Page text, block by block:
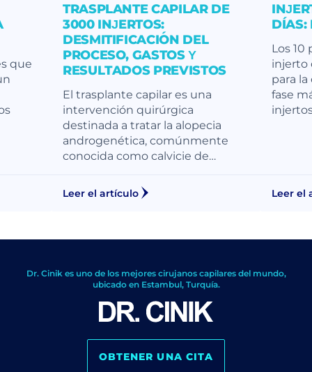
que
TRASPLANTE CAPILAR DE
3000 INJERTOS:
DESMITIFICACIÓN DEL
PROCESO, GASTOS Y
RESULTADOS PREVISTOS
El trasplante capilar es una
intervención quirúrgica
destinada a tratar la alopecia
androgenética, comúnmente
conocida como calvicie de…
Leer el artículo
DÍAS:
Los 10
injerto
para
fase
Leer el
Dr. Cinik es uno de los mejores cirujanos capilares del mundo,
ubicado en Estambul, Turquía.
OBTENER UNA CITA